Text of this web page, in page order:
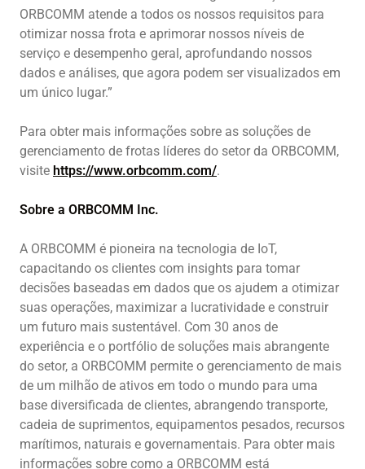
ORBCOMM atende a todos os nossos requisitos para
otimizar nossa frota e aprimorar nossos níveis de
serviço e desempenho geral, aprofundando nossos
dados e análises, que agora podem ser visualizados em
um único lugar.”
Para obter mais informações sobre as soluções de
gerenciamento de frotas líderes do setor da ORBCOMM,
visite https://www.orbcomm.com/.
Sobre a ORBCOMM Inc.
A ORBCOMM é pioneira na tecnologia de IoT,
capacitando os clientes com insights para tomar
decisões baseadas em dados que os ajudem a otimizar
suas operações, maximizar a lucratividade e construir
um futuro mais sustentável. Com 30 anos de
experiência e o portfólio de soluções mais abrangente
do setor, a ORBCOMM permite o gerenciamento de mais
de um milhão de ativos em todo o mundo para uma
base diversificada de clientes, abrangendo transporte,
cadeia de suprimentos, equipamentos pesados, recursos
marítimos, naturais e governamentais. Para obter mais
informações sobre como a ORBCOMM está